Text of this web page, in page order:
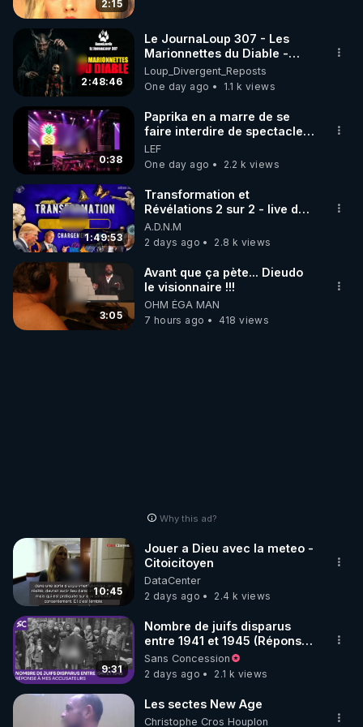
2:15
2:48:46
Le JournaLoup 307 - Les
Marionnettes du Diable -
Loup Divergent 2026.08.07
Loup_Divergent_Reposts
One day ago
1.1 k views
0:38
Paprika en a marre de se
faire interdire de spectacle.
Elle décide donc de devenir
DJ !
LEF
One day ago
2.2 k views
1:49:53
Transformation et
Révélations 2 sur 2 - live du
07/08/26
A.D.N.M
2 days ago
2.8 k views
3:05
Avant que ça pète... Dieudo
le visionnaire !!!
OHM ÉGA MAN
7 hours ago
418 views
Why this ad?
10:45
Jouer a Dieu avec la meteo -
Citoicitoyen
DataCenter
2 days ago
2.4 k views
9:31
Nombre de juifs disparus
entre 1941 et 1945 (Réponse
à mes accusateurs)
Sans Concession
2 days ago
2.1 k views
Les sectes New Age
Christophe Cros Houplon